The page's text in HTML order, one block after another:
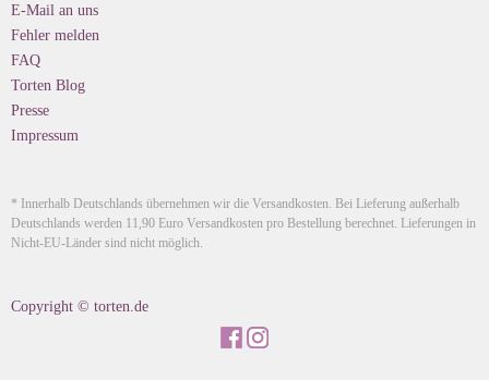
E-Mail an uns
Fehler melden
FAQ
Torten Blog
Presse
Impressum
* Innerhalb Deutschlands übernehmen wir die Versandkosten. Bei Lieferung außerhalb
Deutschlands werden 11,90 Euro Versandkosten pro Bestellung berechnet. Lieferungen in
Nicht-EU-Länder sind nicht möglich.
Copyright © torten.de